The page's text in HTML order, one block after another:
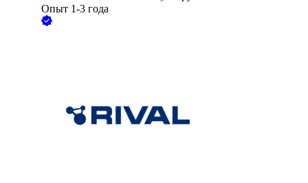
Опыт 1-3 года